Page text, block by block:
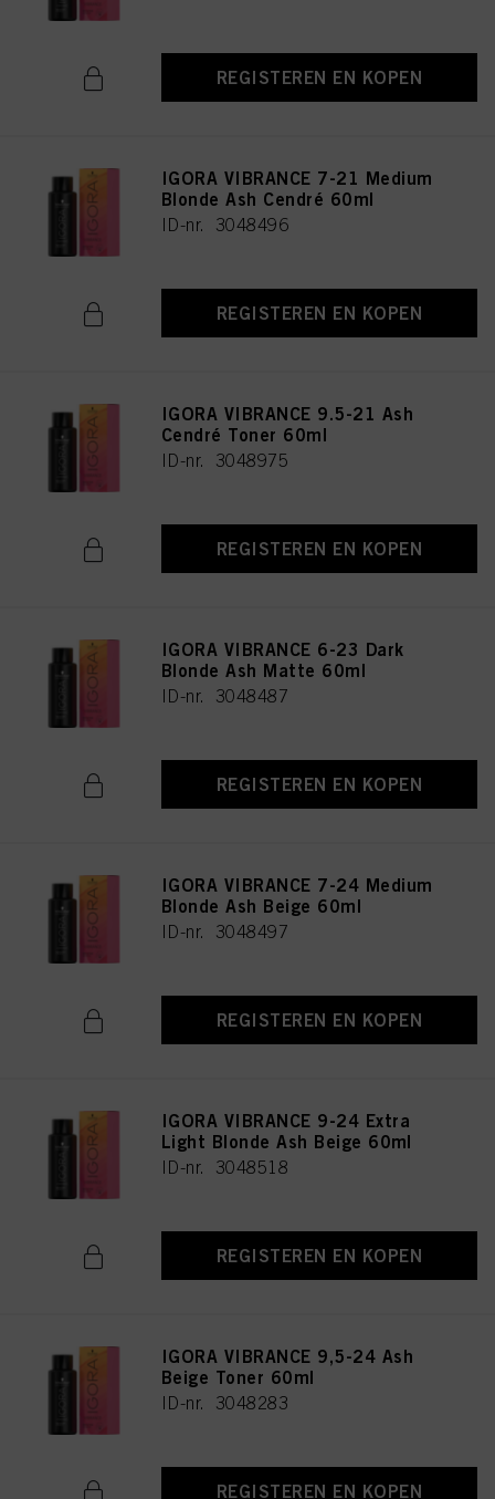
REGISTEREN EN KOPEN
IGORA VIBRANCE 7-21 Medium
Blonde Ash Cendré 60ml
ID-nr. 3048496
REGISTEREN EN KOPEN
IGORA VIBRANCE 9.5-21 Ash
Cendré Toner 60ml
ID-nr. 3048975
REGISTEREN EN KOPEN
IGORA VIBRANCE 6-23 Dark
Blonde Ash Matte 60ml
ID-nr. 3048487
REGISTEREN EN KOPEN
IGORA VIBRANCE 7-24 Medium
Blonde Ash Beige 60ml
ID-nr. 3048497
REGISTEREN EN KOPEN
IGORA VIBRANCE 9-24 Extra
Light Blonde Ash Beige 60ml
ID-nr. 3048518
REGISTEREN EN KOPEN
IGORA VIBRANCE 9,5-24 Ash
Beige Toner 60ml
ID-nr. 3048283
REGISTEREN EN KOPEN